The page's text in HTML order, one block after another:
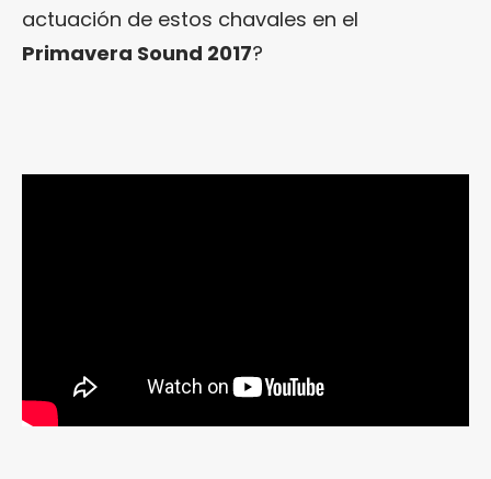
actuación de estos chavales en el
Primavera Sound 2017?